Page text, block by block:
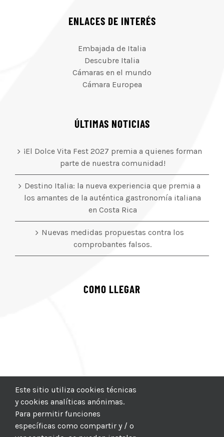
ENLACES DE INTERÉS
Embajada de Italia
Descubre Italia
Cámaras en el mundo
Cámara Europea
ÚLTIMAS NOTICIAS
¡El Dolce Vita Fest 2027 premia a quienes forman
parte de nuestra comunidad!
Destino Italia: la nueva experiencia que premia a
los amantes de la auténtica gastronomía italiana
en Costa Rica
Nuevas medidas propuestas contra los
comprobantes falsos.
COMO LLEGAR
Este sitio utiliza cookies técnicas
y cookies analíticas anónimas.
Para permitir funciones
específicas como compartir y / o